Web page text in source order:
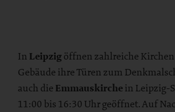
In Leipzigöffnen zahlreiche
Gebäude ihre Türen zum
auch die Emmauskirchein Leipzig-
11:00 bis 16:30 Uhr geöffnet. Auf